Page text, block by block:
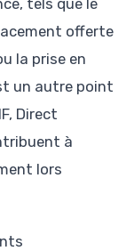
offerte
la prise en
un autre point
Direct
à
lors